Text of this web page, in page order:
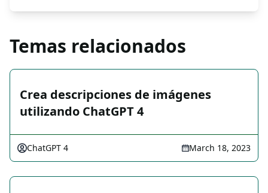
Temas relacionados
Crea descripciones de imágenes
utilizando ChatGPT 4
ChatGPT 4 March 18, 2023